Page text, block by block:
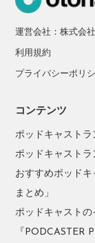
運営会社：株式会
利用規約
プライバシーポリ
コンテンツ
ポッドキャストラ
ポッドキャストラ
おすすめポッド
まとめ」
ポッドキャスト
『PODCASTER